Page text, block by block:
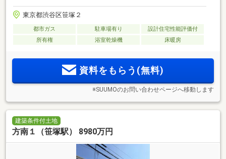
東京都渋谷区笹塚２
都市ガス 駐車場有り
設計住宅性能評価付
所有権
浴室乾燥機 床暖房
資料をもらう(無料)
※SUUMOのお問い合わせページへ移動します
建築条件付土地
方南１（笹塚駅） 8980万円